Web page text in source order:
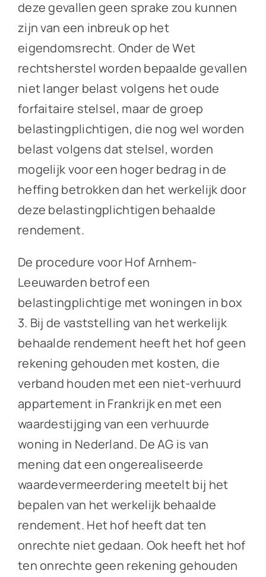
deze gevallen geen sprake zou kunnen
zijn van een inbreuk op het
eigendomsrecht. Onder de Wet
rechtsherstel worden bepaalde gevallen
niet langer belast volgens het oude
forfaitaire stelsel, maar de groep
belastingplichtigen, die nog wel worden
belast volgens dat stelsel, worden
mogelijk voor een hoger bedrag in de
heffing betrokken dan het werkelijk door
deze belastingplichtigen behaalde
rendement.
De procedure voor Hof Arnhem-
Leeuwarden betrof een
belastingplichtige met woningen in box
3. Bij de vaststelling van het werkelijk
behaalde rendement heeft het hof geen
rekening gehouden met kosten, die
verband houden met een niet-verhuurd
appartement in Frankrijk en met een
waardestijging van een verhuurde
woning in Nederland. De AG is van
mening dat een ongerealiseerde
waardevermeerdering meetelt bij het
bepalen van het werkelijk behaalde
rendement. Het hof heeft dat ten
onrechte niet gedaan. Ook heeft het hof
ten onrechte geen rekening gehouden